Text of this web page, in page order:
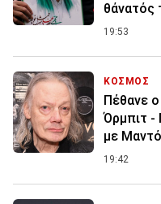
θάνατός
19:53
ΚΟΣΜΟΣ
Πέθανε
Όρμπιτ -
με
19:42